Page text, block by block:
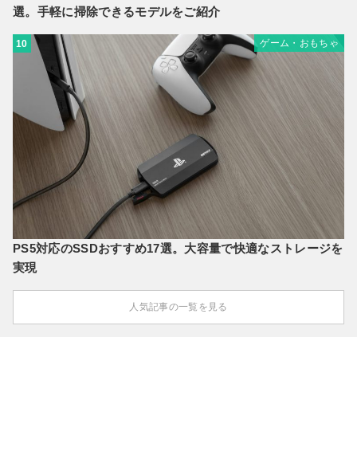
選。手軽に掃除できるモデルをご紹介
10 ゲーム・おもちゃ
PS5対応のSSDおすすめ17選。大容量で快適なストレージを
実現
人気記事の一覧を見る